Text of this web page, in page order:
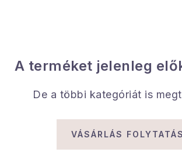
Lakástextil
Háztartás
Hobbi és kert
A terméket jelenleg
De a többi kategóriát is
VÁSÁRLÁS